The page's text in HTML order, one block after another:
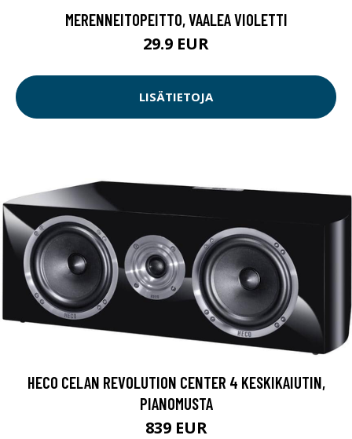
MERENNEITOPEITTO, VAALEA VIOLETTI
29.9 EUR
LISÄTIETOJA
HECO CELAN REVOLUTION CENTER 4 KESKIKAIUTIN,
PIANOMUSTA
839 EUR